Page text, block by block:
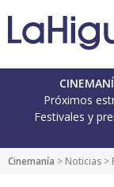
Próximos
Festivales y
Cinemanía > Noticias >